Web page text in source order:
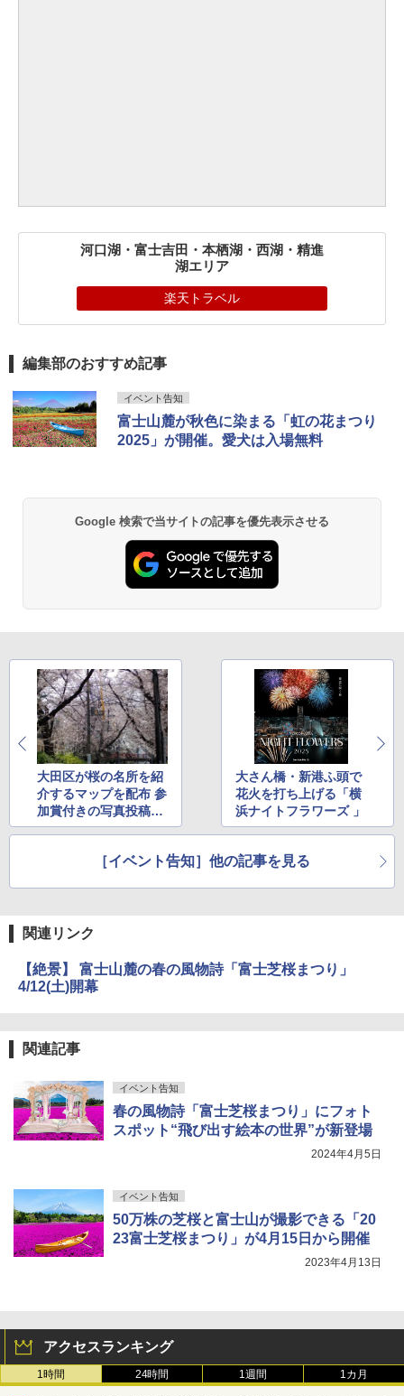
河口湖・富士吉田・本栖湖・西湖・精進
湖エリア
楽天トラベル
編集部のおすすめ記事
イベント告知
富士山麓が秋色に染まる「虹の花まつり
2025」が開催。愛犬は入場無料
Google 検索で当サイトの記事を優先表示させる
大田区が桜の名所を紹
介するマップを配布 参
加賞付きの写真投稿企
画も同時開催
大さん橋・新港ふ頭で
花火を打ち上げる「横
浜ナイトフラワーズ 」
［イベント告知］他の記事を見る
関連リンク
【絶景】 富士山麓の春の風物詩「富士芝桜まつり」
4/12(土)開幕
関連記事
イベント告知
春の風物詩「富士芝桜まつり」にフォト
スポット“飛び出す絵本の世界”が新登場
2024年4月5日
イベント告知
50万株の芝桜と富士山が撮影できる「20
23富士芝桜まつり」が4月15日から開催
2023年4月13日
アクセスランキング
1時間 24時間 1週間 1カ月